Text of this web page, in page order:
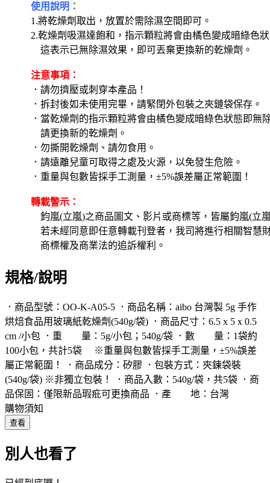
使用說明：
1.將乾燥劑取出，放置於需除濕空間即可。
2.乾燥劑吸濕達飽和，指示顆粒將會由橘色變成暗綠色
這表示已無除濕效果，即可丟棄更換新的乾燥劑。
注意事項：
．請勿擠壓或刺穿本產品！
．拆封後如未使用完畢，請緊閉外包裝之夾鏈袋保存。
．當乾燥劑的指示顆粒將會由橘色變成暗綠色狀態即無
請更換新的乾燥劑。
．勿撕開乾燥劑、請勿食用。
．請遠離兒童可取得之處及火源，以免發生危險。
．重量與包數皆採手工測量，±5%誤差屬正常範圍！
轉載警示：
鈞嵐(立嵐)之商品圖文、影片或商標等，皆屬鈞嵐(立
若未經同意即任意轉載刊登者，我司將進行相關智慧
商標權及商業法的追訴權利。
規格/說明
．商品型號：OO-K-A05-5 ．商品名稱：aibo 台灣製 5g 手作
烘焙食品用玻璃紙乾燥劑(540g/袋) ．商品尺寸：6.5 x 5 x 0.5
cm /小包 ．重 量：5g/小包；540g/袋 ．數 量：1袋約
100小包，共計5袋 ※重量與包數皆採手工測量，±5%誤差
屬正常範圍！ ．商品成分：矽膠 ．包裝方式：夾鍊袋裝
(540g/袋) ※非獨立包裝！ ．商品入數：540g/袋，共5袋 ．商
品保固：僅限新品瑕疪可更換商品 ．產 地：台灣
購物須知
查看
別人也看了